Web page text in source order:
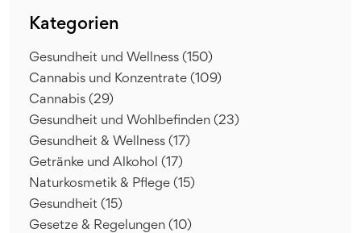
Kategorien
Gesundheit und Wellness (150)
Cannabis und Konzentrate (109)
Cannabis (29)
Gesundheit und Wohlbefinden (23)
Gesundheit & Wellness (17)
Getränke und Alkohol (17)
Naturkosmetik & Pflege (15)
Gesundheit (15)
Gesetze & Regelungen (10)